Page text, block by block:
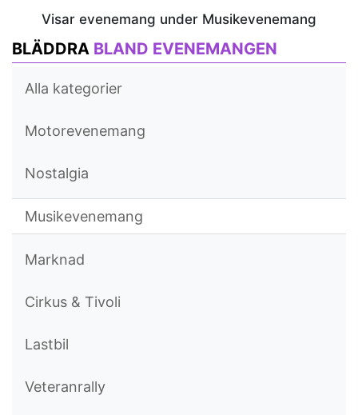
Visar evenemang under Musikevenemang
BLÄDDRA BLAND EVENEMANGEN
Alla kategorier
Motorevenemang
Nostalgia
Musikevenemang
Marknad
Cirkus & Tivoli
Lastbil
Veteranrally